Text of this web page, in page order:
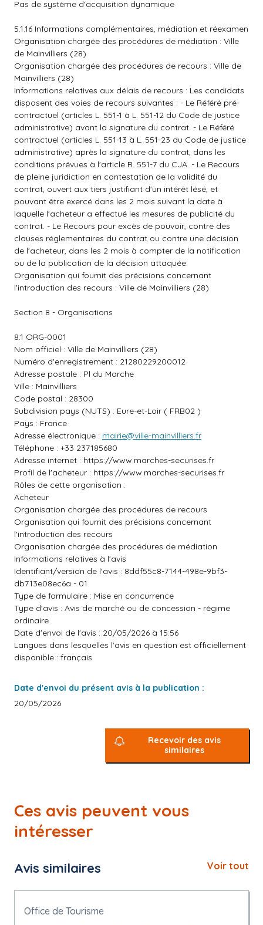
Pas de système d'acquisition dynamique
5.1.16 Informations complémentaires, médiation et réexamen
Organisation chargée des procédures de médiation : Ville
de Mainvilliers (28)
Organisation chargée des procédures de recours : Ville de
Mainvilliers (28)
Informations relatives aux délais de recours : Les candidats
disposent des voies de recours suivantes : - Le Référé pré-
contractuel (articles L. 551-1 à L. 551-12 du Code de justice
administrative) avant la signature du contrat. - Le Référé
contractuel (articles L. 551-13 à L. 551-23 du Code de justice
administrative) après la signature du contrat, dans les
conditions prévues à l'article R. 551-7 du CJA. - Le Recours
de pleine juridiction en contestation de la validité du
contrat, ouvert aux tiers justifiant d'un intérêt lésé, et
pouvant être exercé dans les 2 mois suivant la date à
laquelle l'acheteur a effectué les mesures de publicité du
contrat. - Le Recours pour excès de pouvoir, contre des
clauses réglementaires du contrat ou contre une décision
de l'acheteur, dans les 2 mois à compter de la notification
ou de la publication de la décision attaquée.
Organisation qui fournit des précisions concernant
l'introduction des recours : Ville de Mainvilliers (28)
Section 8 - Organisations
8.1 ORG-0001
Nom officiel : Ville de Mainvilliers (28)
Numéro d'enregistrement : 21280229200012
Adresse postale : Pl du Marche
Ville : Mainvilliers
Code postal : 28300
Subdivision pays (NUTS) : Eure-et-Loir ( FRB02 )
Pays : France
Adresse électronique : mairie@ville-mainvilliers.fr
Téléphone : +33 237185680
Adresse internet : https://www.marches-securises.fr
Profil de l'acheteur : https://www.marches-securises.fr
Rôles de cette organisation :
Acheteur
Organisation chargée des procédures de recours
Organisation qui fournit des précisions concernant
l'introduction des recours
Organisation chargée des procédures de médiation
Informations relatives à l'avis
Identifiant/version de l'avis : 8ddf55c8-7144-498e-9bf3-
db713e08ec6a - 01
Type de formulaire : Mise en concurrence
Type d'avis : Avis de marché ou de concession - régime
ordinaire
Date d'envoi de l'avis : 20/05/2026 à 15:56
Langues dans lesquelles l'avis en question est officiellement
disponible : français
Date d'envoi du présent avis à la publication :
20/05/2026
Recevoir des avis
similaires
Ces avis peuvent vous
intéresser
Avis similaires Voir tout
Office de Tourisme